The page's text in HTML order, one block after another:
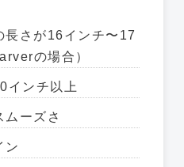
長さが16インチ〜17
の場合）
インチ以上
ムーズさ
ン